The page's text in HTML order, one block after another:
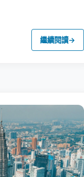
繼續閱讀→